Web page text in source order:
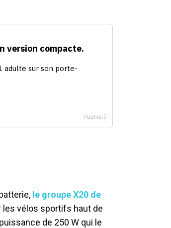
le groupe X20 de
les vélos sportifs haut de
de 250 W qui le